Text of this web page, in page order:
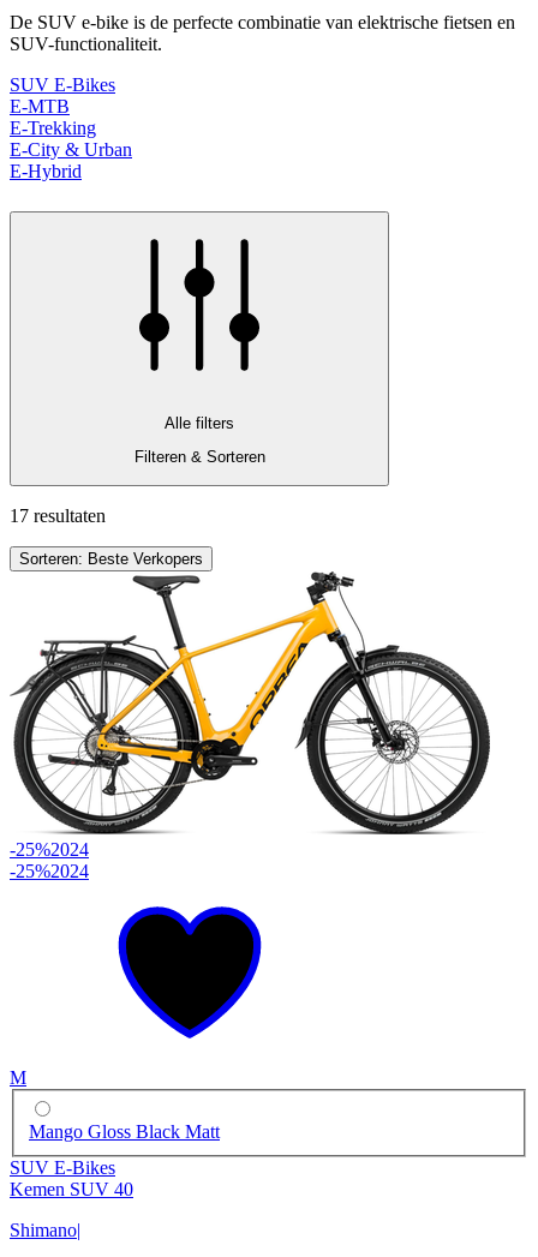
De SUV e-bike is de perfecte combinatie van elektrische fietsen en
SUV-functionaliteit.
SUV E-Bikes
E-MTB
E-Trekking
E-City & Urban
E-Hybrid
Alle filters
Filteren & Sorteren
17 resultaten
Sorteren: Beste Verkopers
-25%2024
-25%2024
M
Mango Gloss Black Matt
SUV E-Bikes
Kemen SUV 40
Shimano|